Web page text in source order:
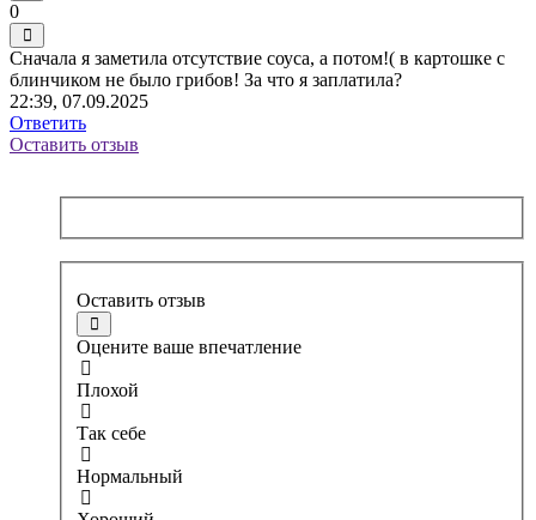
0
Сначала я заметила отсутствие соуса, а потом!( в картошке с
блинчиком не было грибов! За что я заплатила?
22:39, 07.09.2025
Ответить
Оставить отзыв
Оставить отзыв
Оцените ваше впечатление
Плохой
Так себе
Нормальный